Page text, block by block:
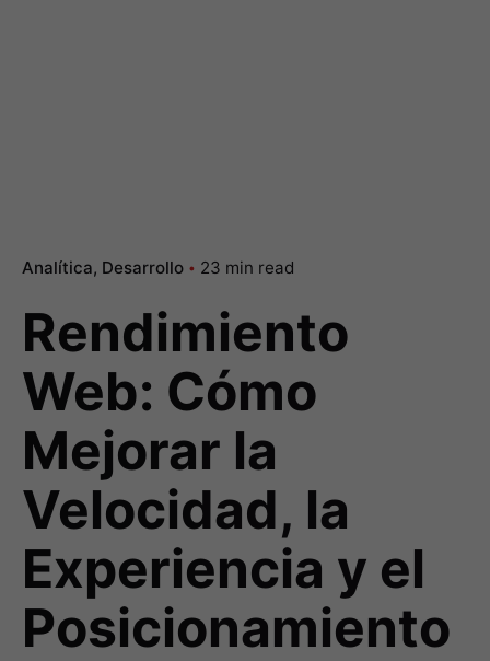
Analítica Desarrollo 23 min read
Rendimiento
Web: Cómo
Mejorar la
Velocidad, la
Experiencia y el
Posicionamiento